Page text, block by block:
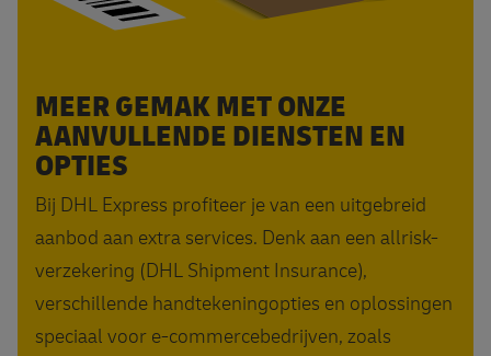
MEER GEMAK MET ONZE
AANVULLENDE DIENSTEN EN
OPTIES
Bij DHL Express profiteer je van een uitgebreid
aanbod aan extra services. Denk aan een allrisk-
verzekering (DHL Shipment Insurance),
verschillende handtekeningopties en oplossingen
speciaal voor e-commercebedrijven, zoals